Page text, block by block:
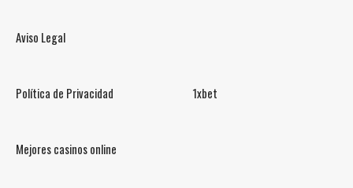
Aviso Legal
Política de Privacidad 1xbet
Mejores casinos online